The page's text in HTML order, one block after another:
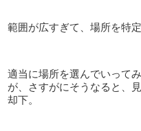
範囲が広すぎて、場所を特
適当に場所を選んでいって
が、さすがにそうなると、
却下。